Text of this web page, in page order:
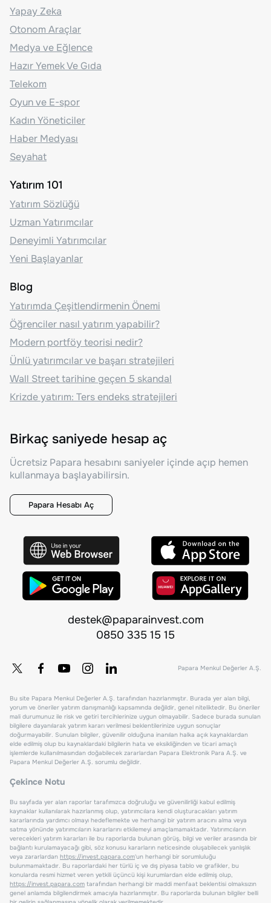
Yapay Zeka
Otonom Araçlar
Medya ve Eğlence
Hazır Yemek Ve Gıda
Telekom
Oyun ve E-spor
Kadın Yöneticiler
Haber Medyası
Seyahat
Yatırım 101
Yatırım Sözlüğü
Uzman Yatırımcılar
Deneyimli Yatırımcılar
Yeni Başlayanlar
Blog
Yatırımda Çeşitlendirmenin Önemi
Öğrenciler nasıl yatırım yapabilir?
Modern portföy teorisi nedir?
Ünlü yatırımcılar ve başarı stratejileri
Wall Street tarihine geçen 5 skandal
Krizde yatırım: Ters endeks stratejileri
Birkaç saniyede hesap aç
Ücretsiz Papara hesabını saniyeler içinde açıp hemen
kullanmaya başlayabilirsin.
Papara Hesabı Aç
destek@paparainvest.com
0850 335 15 15
Papara Menkul Değerler A.Ş.
Bu site Papara Menkul Değerler A.Ş. tarafından hazırlanmıştır. Burada yer alan bilgi,
yorum ve öneriler yatırım danışmanlığı kapsamında değildir, genel niteliktedir. Bu öneriler
mali durumunuz ile risk ve getiri tercihlerinize uygun olmayabilir. Sadece burada sunulan
bilgilere dayanılarak yatırım kararı verilmesi beklentilerinize uygun sonuçlar
doğurmayabilir. Sunulan bilgiler, güvenilir olduğuna inanılan halka açık kaynaklardan
elde edilmiş olup bu kaynaklardaki bilgilerin hata ve eksikliğinden ve ticari amaçlı
işlemlerde kullanılmasından doğabilecek zararlardan Papara Elektronik Para A.Ş. ve
Papara Menkul Değerler A.Ş. sorumlu değildir.
Çekince Notu
Bu sayfada yer alan raporlar tarafımızca doğruluğu ve güvenilirliği kabul edilmiş
kaynaklar kullanılarak hazırlanmış olup, yatırımcılara kendi oluşturacakları yatırım
kararlarında yardımcı olmayı hedeflemekte ve herhangi bir yatırım aracını alma veya
satma yönünde yatırımcıların kararlarını etkilemeyi amaçlamamaktadır. Yatırımcıların
verecekleri yatırım kararları ile bu raporlarda bulunan görüş, bilgi ve veriler arasında bir
bağlantı kurulamayacağı gibi, söz konusu kararların neticesinde oluşabilecek yanlışlık
veya zararlardan https://invest.papara.com'un herhangi bir sorumluluğu
bulunmamaktadır. Bu raporlardaki her türlü iç ve dış piyasa tablo ve grafikler, bu
konularda resmi hizmet veren yetkili üçüncü kişi kurumlardan elde edilmiş olup,
https://invest.papara.com tarafından herhangi bir maddi menfaat beklentisi olmaksızın
genel anlamda bilgilendirmek amacıyla hazırlanmıştır. Bu raporlarda bulunan bilgiler belli